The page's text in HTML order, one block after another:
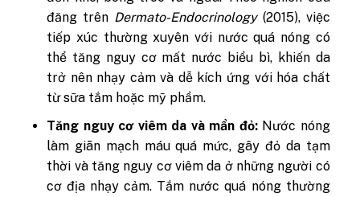
đăng trên Dermato-Endocrinology(2015), việc
tiếp xúc thường xuyên với nước quá nóng có
thể tăng nguy cơ mất nước biểu bì, khiến da
trở nên nhạy cảm và dễ kích ứng với hóa chất
từ sữa tắm hoặc mỹ phẩm.
Tăng nguy cơ viêm da và mẩn đỏ: Nước nóng
làm giãn mạch máu quá mức, gây đỏ da tạm
thời và tăng nguy cơ viêm da ở những người có
cơ địa nhạy cảm. Tắm nước quá nóng thường